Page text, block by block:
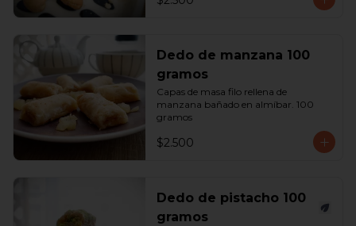
Dedo de manzana 100
gramos
Capas de masa filo rellena de
manzana bañado en almíbar. 100
gramos
$2.500
Dedo de pistacho 100
gramos